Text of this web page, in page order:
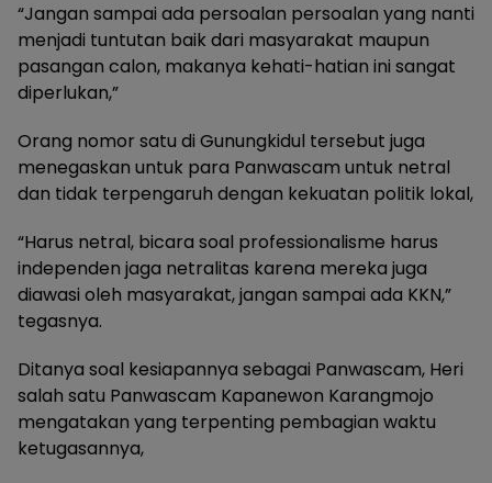
“Jangan sampai ada persoalan persoalan yang nanti
menjadi tuntutan baik dari masyarakat maupun
pasangan calon, makanya kehati-hatian ini sangat
diperlukan,”
Orang nomor satu di Gunungkidul tersebut juga
menegaskan untuk para Panwascam untuk netral
dan tidak terpengaruh dengan kekuatan politik lokal,
“Harus netral, bicara soal professionalisme harus
independen jaga netralitas karena mereka juga
diawasi oleh masyarakat, jangan sampai ada KKN,”
tegasnya.
Ditanya soal kesiapannya sebagai Panwascam, Heri
salah satu Panwascam Kapanewon Karangmojo
mengatakan yang terpenting pembagian waktu
ketugasannya,